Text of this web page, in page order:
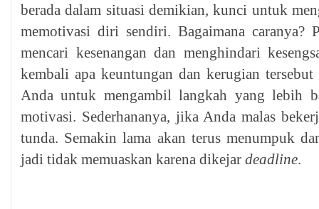
berada dalam situasi demikian, kunci untuk
memotivasi diri sendiri. Bagaimana caranya?
mencari kesenangan dan menghindari
kembali apa keuntungan dan kerugian
Anda untuk mengambil langkah yang lebih
motivasi. Sederhananya, jika Anda malas
tunda. Semakin lama akan terus menumpuk
jadi tidak memuaskan karena dikejar deadline.